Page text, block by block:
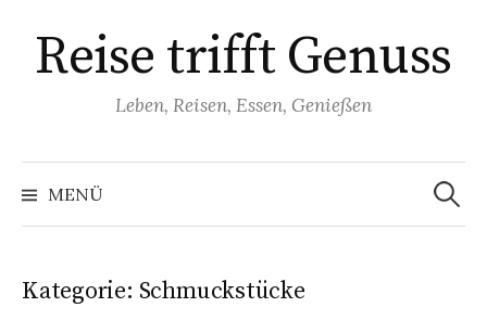
zum
Inhalt
Reise trifft Genuss
Leben, Reisen, Essen, Genießen
MENÜ
Suchen
nach:
Kategorie: Schmuckstücke